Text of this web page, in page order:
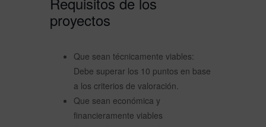
proyectos
Que sean técnicamente viables:
Debe superar los 10 puntos en base
a los criterios de valoración.
Que sean económica y
financieramente viables